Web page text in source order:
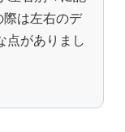
際は左右のデ
点がありまし